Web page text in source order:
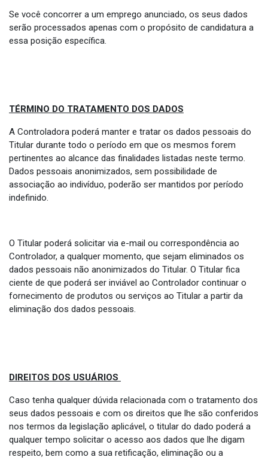
Se você concorrer a um emprego anunciado, os seus dados
serão processados apenas com o propósito de candidatura a
essa posição específica.
TÉRMINO DO TRATAMENTO DOS DADOS
A Controladora poderá manter e tratar os dados pessoais do
Titular durante todo o período em que os mesmos forem
pertinentes ao alcance das finalidades listadas neste termo.
Dados pessoais anonimizados, sem possibilidade de
associação ao indivíduo, poderão ser mantidos por período
indefinido.
O Titular poderá solicitar via e-mail ou correspondência ao
Controlador, a qualquer momento, que sejam eliminados os
dados pessoais não anonimizados do Titular. O Titular fica
ciente de que poderá ser inviável ao Controlador continuar o
fornecimento de produtos ou serviços ao Titular a partir da
eliminação dos dados pessoais.
DIREITOS DOS USUÁRIOS
Caso tenha qualquer dúvida relacionada com o tratamento dos
seus dados pessoais e com os direitos que lhe são conferidos
nos termos da legislação aplicável, o titular do dado poderá a
qualquer tempo solicitar o acesso aos dados que lhe digam
respeito, bem como a sua retificação, eliminação ou a